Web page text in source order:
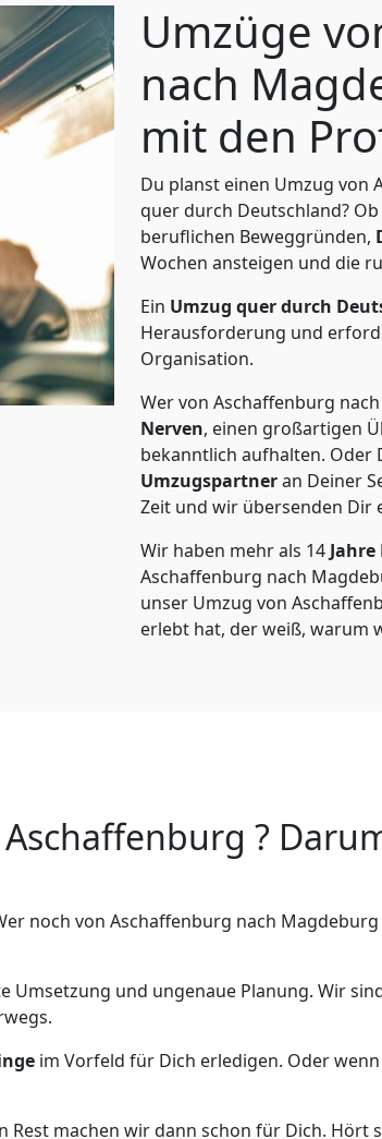
Umzüge
nach
mit den
Du planst einen Umzug von
quer durch Deutschland?
beruflichen Beweggründen,
Wochen ansteigen und die
Ein Umzug quer durch
Herausforderung und
Organisation.
Wer von Aschaffenburg
Nerven, einen großartigen
bekanntlich aufhalten. Oder
Umzugspartneran Deiner
Zeit und wir übersenden Dir
Wir haben mehr als 14
Aschaffenburg nach
unser Umzug von
erlebt hat, der weiß, warum
?
noch von Aschaffenburg nach
und ungenaue Planung. Wir
im Vorfeld für Dich erledigen. Oder
machen wir dann schon für Dich. Hört